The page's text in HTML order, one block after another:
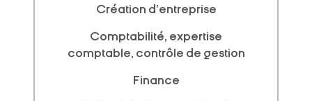
Création d'entreprise
Comptabilité, expertise
comptable, contrôle de gestion
Finance